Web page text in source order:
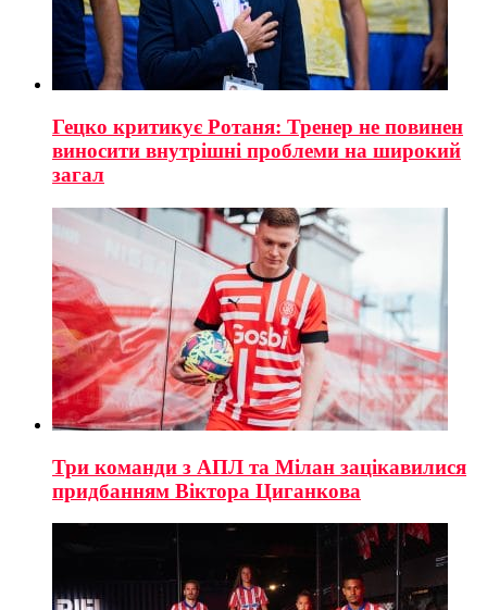
Гецко критикує Ротаня: Тренер не повинен
виносити внутрішні проблеми на широкий
загал
Три команди з АПЛ та Мілан зацікавилися
придбанням Віктора Циганкова